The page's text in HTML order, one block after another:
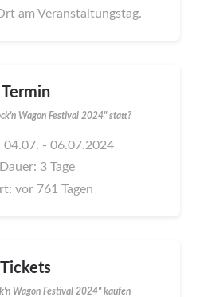
am Veranstaltungstag.
Termin
Wagon Festival 2024" statt?
04.07. - 06.07.2024
Dauer: 3 Tage
vor 761 Tagen
Tickets
Wagon Festival 2024" kaufen